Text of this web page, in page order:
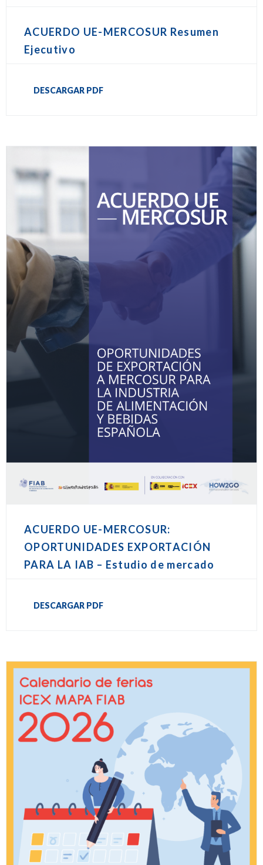
ACUERDO UE-MERCOSUR Resumen
Ejecutivo
DESCARGAR PDF
ACUERDO UE-MERCOSUR:
OPORTUNIDADES EXPORTACIÓN
PARA LA IAB – Estudio de mercado
DESCARGAR PDF